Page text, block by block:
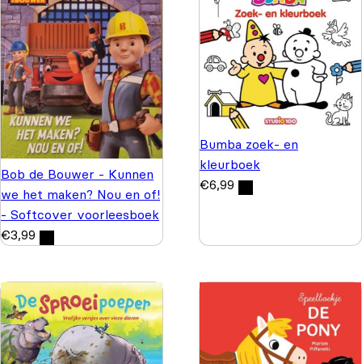
Bob de Bouwer - Kunnen
we het maken? Nou en of!
- Softcover voorleesboek
€3,99
Bumba zoek- en
kleurboek
€6,99